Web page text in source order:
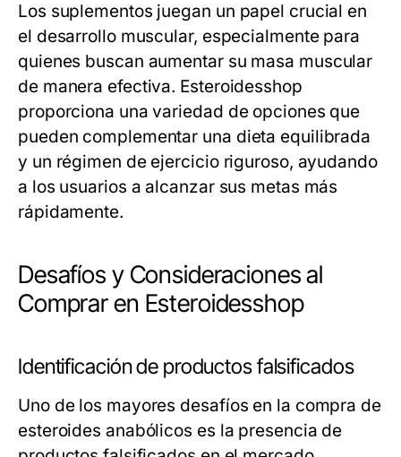
Los suplementos juegan un papel crucial en
el desarrollo muscular, especialmente para
quienes buscan aumentar su masa muscular
de manera efectiva. Esteroidesshop
proporciona una variedad de opciones que
pueden complementar una dieta equilibrada
y un régimen de ejercicio riguroso, ayudando
a los usuarios a alcanzar sus metas más
rápidamente.
Desafíos y Consideraciones al
Comprar en Esteroidesshop
Identificación de productos falsificados
Uno de los mayores desafíos en la compra de
esteroides anabólicos es la presencia de